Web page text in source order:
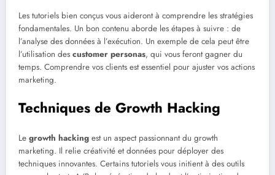
Les tutoriels bien conçus vous aideront à comprendre les stratégies
fondamentales. Un bon contenu aborde les étapes à suivre : de
l’analyse des données à l’exécution. Un exemple de cela peut être
l’utilisation des customer personas, qui vous feront gagner du
temps. Comprendre vos clients est essentiel pour ajuster vos actions
marketing.
Techniques de Growth Hacking
Le growth hacking est un aspect passionnant du growth
marketing. Il relie créativité et données pour déployer des
techniques innovantes. Certains tutoriels vous initient à des outils